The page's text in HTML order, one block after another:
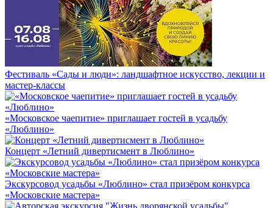
Фестиваль «Сады и люди»: ландшафтное искусство, лекции и
мастер-классы
«Московское чаепитие» приглашает гостей в усадьбу
«Люблино»
Концерт «Летний дивертисмент в Люблино»
Экскурсовод усадьбы «Люблино» стал призёром конкурса
«Московские мастера»